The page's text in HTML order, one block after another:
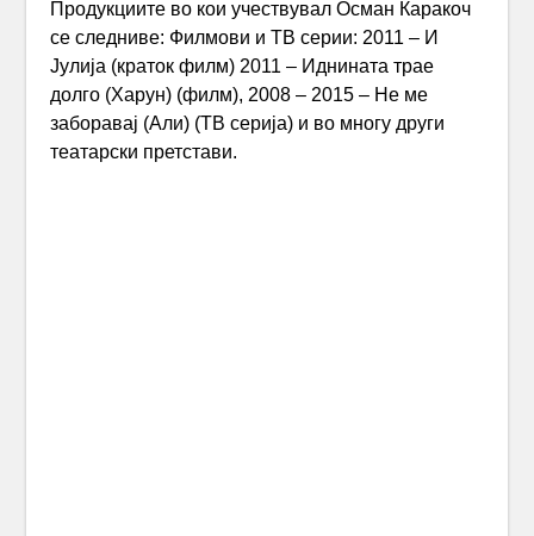
Продукциите во кои учествувал Осман Каракоч
се следниве: Филмови и ТВ серии: 2011 – И
Јулија (краток филм) 2011 – Иднината трае
долго (Харун) (филм), 2008 – 2015 – Не ме
заборавај (Али) (ТВ серија) и во многу други
театарски претстави.